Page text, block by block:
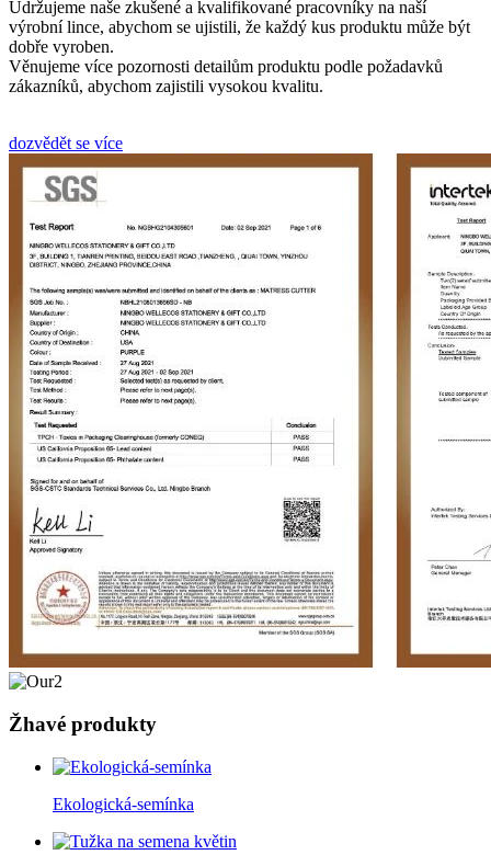
Udržujeme naše zkušené a kvalifikované pracovníky na naší
výrobní lince, abychom se ujistili, že každý kus produktu může být
dobře vyroben.
Věnujeme více pozornosti detailům produktu podle požadavků
zákazníků, abychom zajistili vysokou kvalitu.
dozvědět se více
Žhavé produkty
Ekologická-semínka